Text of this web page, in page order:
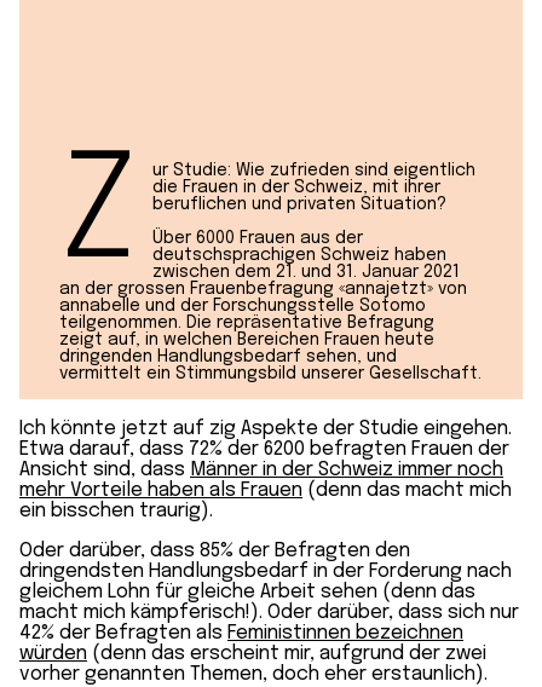
Z
ur Studie: Wie zufrieden sind eigentlich
die Frauen in der Schweiz, mit ihrer
beruflichen und privaten Situation?
Über 6000 Frauen aus der
deutschsprachigen Schweiz haben
zwischen dem 21. und 31. Januar 2021
an der grossen Frauenbefragung «annajetzt» von
annabelle und der Forschungsstelle Sotomo
teilgenommen. Die repräsentative Befragung
zeigt auf, in welchen Bereichen Frauen heute
dringenden Handlungsbedarf sehen, und
vermittelt ein Stimmungsbild unserer Gesellschaft.
Ich könnte jetzt auf zig Aspekte der Studie eingehen.
Etwa darauf, dass 72% der 6200 befragten Frauen der
Ansicht sind, dass Männer in der Schweiz immer noch
mehr Vorteile haben als Frauen (denn das macht mich
ein bisschen traurig).
Oder darüber, dass 85% der Befragten den
dringendsten Handlungsbedarf in der Forderung nach
gleichem Lohn für gleiche Arbeit sehen (denn das
macht mich kämpferisch!). Oder darüber, dass sich nur
42% der Befragten als Feministinnen bezeichnen
würden (denn das erscheint mir, aufgrund der zwei
vorher genannten Themen, doch eher erstaunlich).